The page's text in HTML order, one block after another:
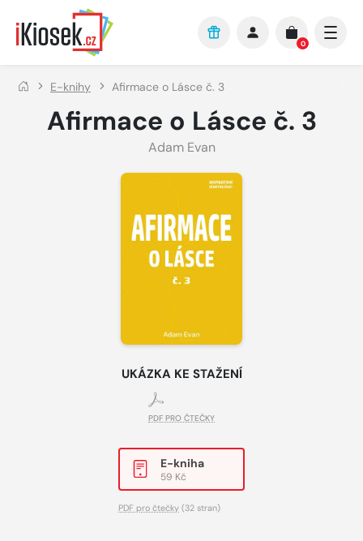
Přejít na hlavní obsah
0
E-knihy Afirmace o Lásce č. 3
Afirmace o Lásce č. 3
Adam Evan
UKÁZKA KE STAŽENÍ
PDF PRO ČTEČKY
E-kniha
59 Kč
PDF pro čtečky (32 stran)